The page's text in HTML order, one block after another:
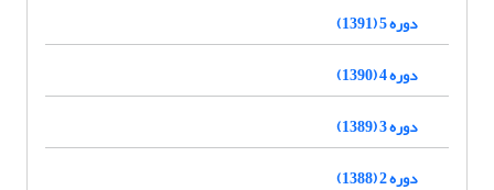
دوره 5 (1391)
دوره 4 (1390)
دوره 3 (1389)
دوره 2 (1388)